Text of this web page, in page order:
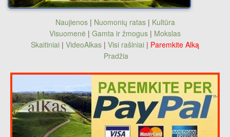
Naujienos| Nuomonių ratas| Kultūra
Visuomenė | Gamta ir žmogus | Mokslas
Skaitiniai | VideoAlkas | Visi rašiniai | Paremkite Alką
Pradžia